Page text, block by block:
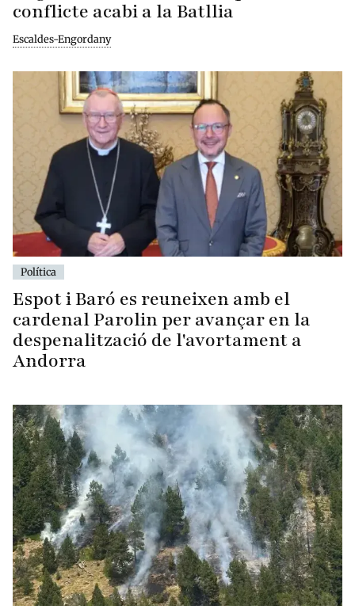
conflicte acabi a la Batllia
Escaldes-Engordany
Política
Espot i Baró es reuneixen amb el
cardenal Parolin per avançar en la
despenalització de l'avortament a
Andorra